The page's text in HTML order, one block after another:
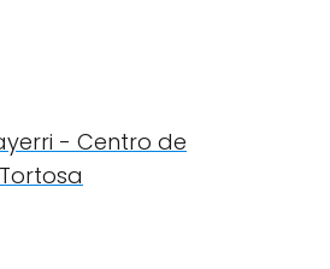
- Centro de